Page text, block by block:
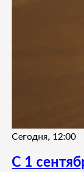
Сегодня, 12:00
С 1